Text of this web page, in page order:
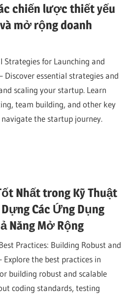
chiến lược thiết yếu
mở rộng doanh
Strategies for Launching and
Discover essential strategies and
scaling your startup. Learn
team building, and other key
navigate the startup journey.
Nhất trong Kỹ Thuật
Các Ứng Dụng
Năng Mở Rộng
Practices: Building Robust and
Explore the best practices in
building robust and scalable
coding standards, testing